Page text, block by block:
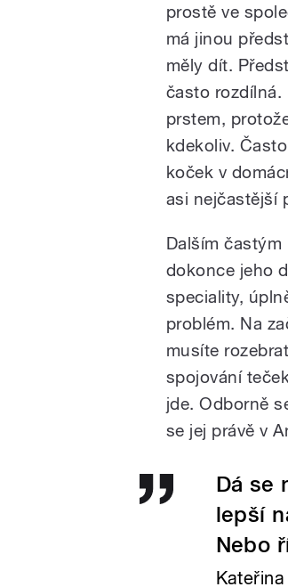
prostě ve
má jinou
měly dít.
často rozdílná.
prstem,
kdekoliv.
koček v
asi nejčastější
Dalším častým
dokonce jeho
speciality,
problém. Na
musíte
spojování
jde. Odborně
se jej právě v
Dá se
lepší
Nebo